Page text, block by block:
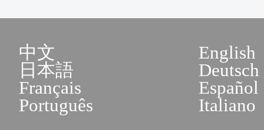
中文
English
日本語
Deutsch
Français
Español
Português
Italiano